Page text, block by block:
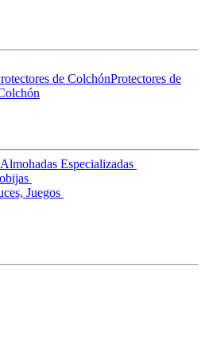
de ColchónProtectores de
Almohadas Especializadas
Juegos